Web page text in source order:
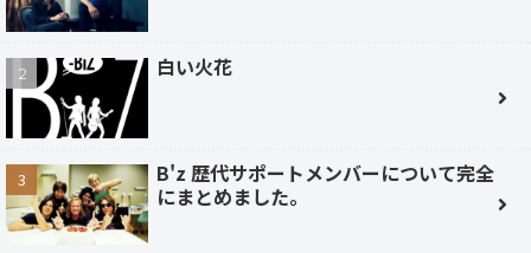
白い火花
B'z 歴代サポートメンバーについて完全
にまとめました。